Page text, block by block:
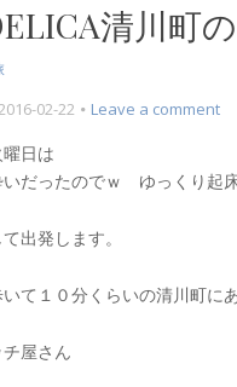
清川町
02-22 Leave a commenton
川
味
し
日は
だったのでｗ ゆっくり起床
出発します。
て１０分くらいの清川町に
屋さん